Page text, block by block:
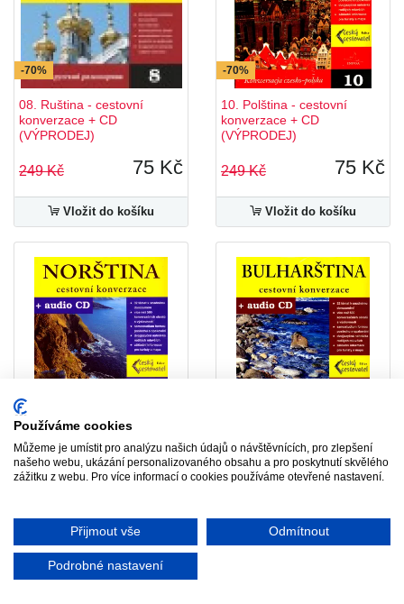
-70%
08. Ruština - cestovní
konverzace + CD
(VÝPRODEJ)
249 Kč 75 Kč
Vložit do košíku
-70%
10. Polština - cestovní
konverzace + CD
(VÝPRODEJ)
249 Kč 75 Kč
Vložit do košíku
-70%
18. Norština - cestovní
konverzace + CD
(VÝPRODEJ)
Vložit do košíku
konverzace + CD
(VÝPRODEJ)
Používáme cookies
Můžeme je umístit pro analýzu našich údajů o návštěvnících, pro zlepšení
našeho webu, ukázání personalizovaného obsahu a pro poskytnutí skvělého
zážitku z webu. Pro více informací o cookies používáme otevřené nastavení.
Přijmout vše Odmítnout
Podrobné nastavení